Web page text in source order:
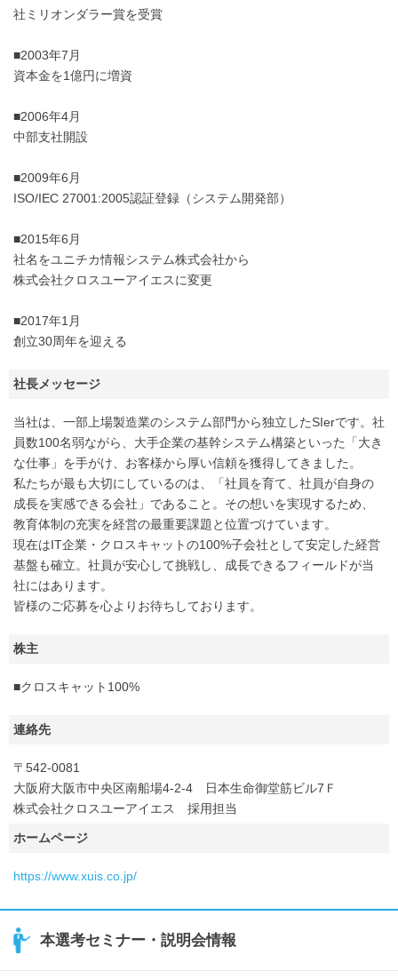
社ミリオンダラー賞を受賞
■2003年7月
資本金を1億円に増資
■2006年4月
中部支社開設
■2009年6月
ISO/IEC 27001:2005認証登録（システム開発部）
■2015年6月
社名をユニチカ情報システム株式会社から
株式会社クロスユーアイエスに変更
■2017年1月
創立30周年を迎える
社長メッセージ
当社は、一部上場製造業のシステム部門から独立したSIerです。社
員数100名弱ながら、大手企業の基幹システム構築といった「大き
な仕事」を手がけ、お客様から厚い信頼を獲得してきました。
私たちが最も大切にしているのは、「社員を育て、社員が自身の
成長を実感できる会社」であること。その想いを実現するため、
教育体制の充実を経営の最重要課題と位置づけています。
現在はIT企業・クロスキャットの100%子会社として安定した経営
基盤も確立。社員が安心して挑戦し、成長できるフィールドが当
社にはあります。
皆様のご応募を心よりお待ちしております。
株主
■クロスキャット100%
連絡先
〒542-0081
大阪府大阪市中央区南船場4-2-4 日本生命御堂筋ビル7Ｆ
株式会社クロスユーアイエス 採用担当
ホームページ
https://www.xuis.co.jp/
本選考セミナー・説明会情報